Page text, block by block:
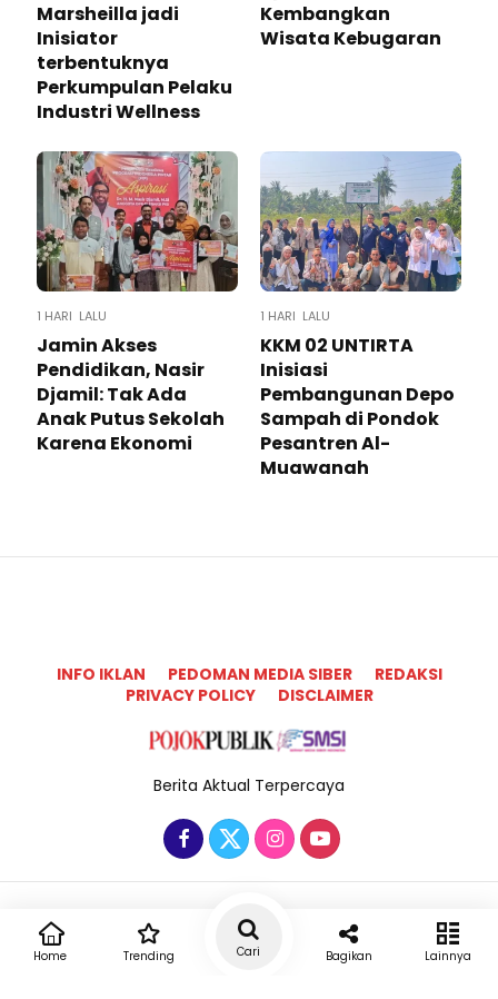
Marsheilla jadi
Inisiator
terbentuknya
Perkumpulan Pelaku
Industri Wellness
Kembangkan
Wisata Kebugaran
1 HARI LALU
Jamin Akses
Pendidikan, Nasir
Djamil: Tak Ada
Anak Putus Sekolah
Karena Ekonomi
1 HARI LALU
KKM 02 UNTIRTA
Inisiasi
Pembangunan Depo
Sampah di Pondok
Pesantren Al-
Muawanah
INFO IKLAN PEDOMAN MEDIA SIBER
REDAKSI
PRIVACY POLICY
DISCLAIMER
Berita Aktual Terpercaya
Copyright @2025 Pojok Publik All Rights Reserved
Home Trending Cari Bagikan Lainnya